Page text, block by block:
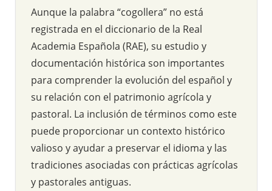
Aunque la palabra “cogollera” no está
registrada en el diccionario de la Real
Academia Española (RAE), su estudio y
documentación histórica son importantes
para comprender la evolución del español y
su relación con el patrimonio agrícola y
pastoral. La inclusión de términos como este
puede proporcionar un contexto histórico
valioso y ayudar a preservar el idioma y las
tradiciones asociadas con prácticas agrícolas
y pastorales antiguas.